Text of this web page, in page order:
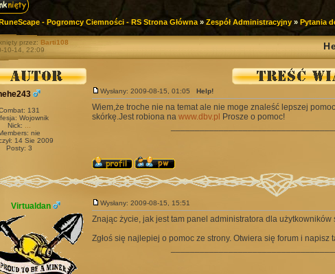
- Pogromcy Ciemności - RS Strona Główna » Zespół Administracyjny » Pytania
przez: Barti108
10-14, 22:09
131
Wojownik
Nick:
nie
14 Sie 2009
Posty: 3
Wysłany: 2009-08-15, 01:05 Help!
Wiem,że troche nie na temat ale nie moge znaleść lepszej
skórkę.Jest robiona na www.dbv.pl
Prosze o pomoc!
Virtualdan Wysłany: 2009-08-15, 15:51
Znając życie, jak jest tam panel administratora dla użytkowników
Zgłoś się najlepiej o pomoc ze strony. Otwiera się forum i napisz